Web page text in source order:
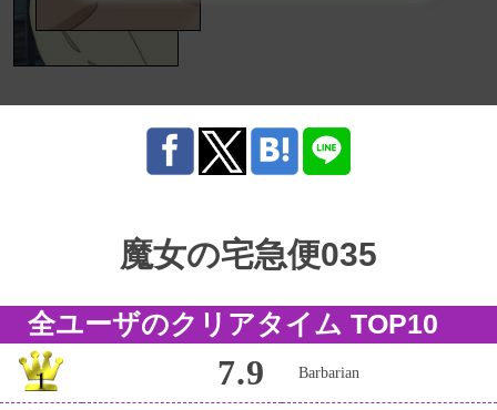
魔女の宅急便035
全ユーザのクリアタイム TOP10
7.9 Barbarian